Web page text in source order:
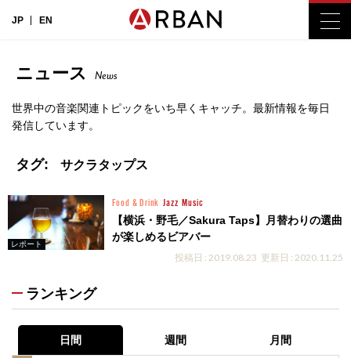
JP EN
ニュース News
世界中の音楽関連トピックをいち早くキャッチ。最新情報を毎日
発信しています。
タグ: サクラタップス
レポート
Food & Drink Jazz Music
【横浜・野毛／Sakura Taps】月替わりの選曲
が楽しめるビアバー
投稿日 : 2019.08.23 更新日 : 2020.11.25
ランキング
日間 週間 月間